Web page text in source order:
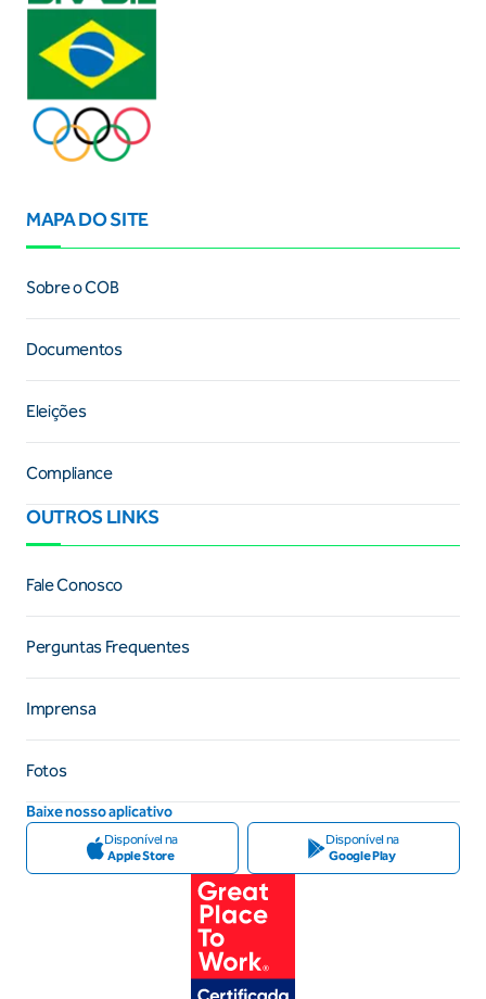
MAPA DO SITE
Sobre o COB
Documentos
Eleições
Compliance
OUTROS LINKS
Fale Conosco
Perguntas Frequentes
Imprensa
Fotos
Baixe nosso aplicativo
Disponível na
Apple Store
Disponível na
Google Play